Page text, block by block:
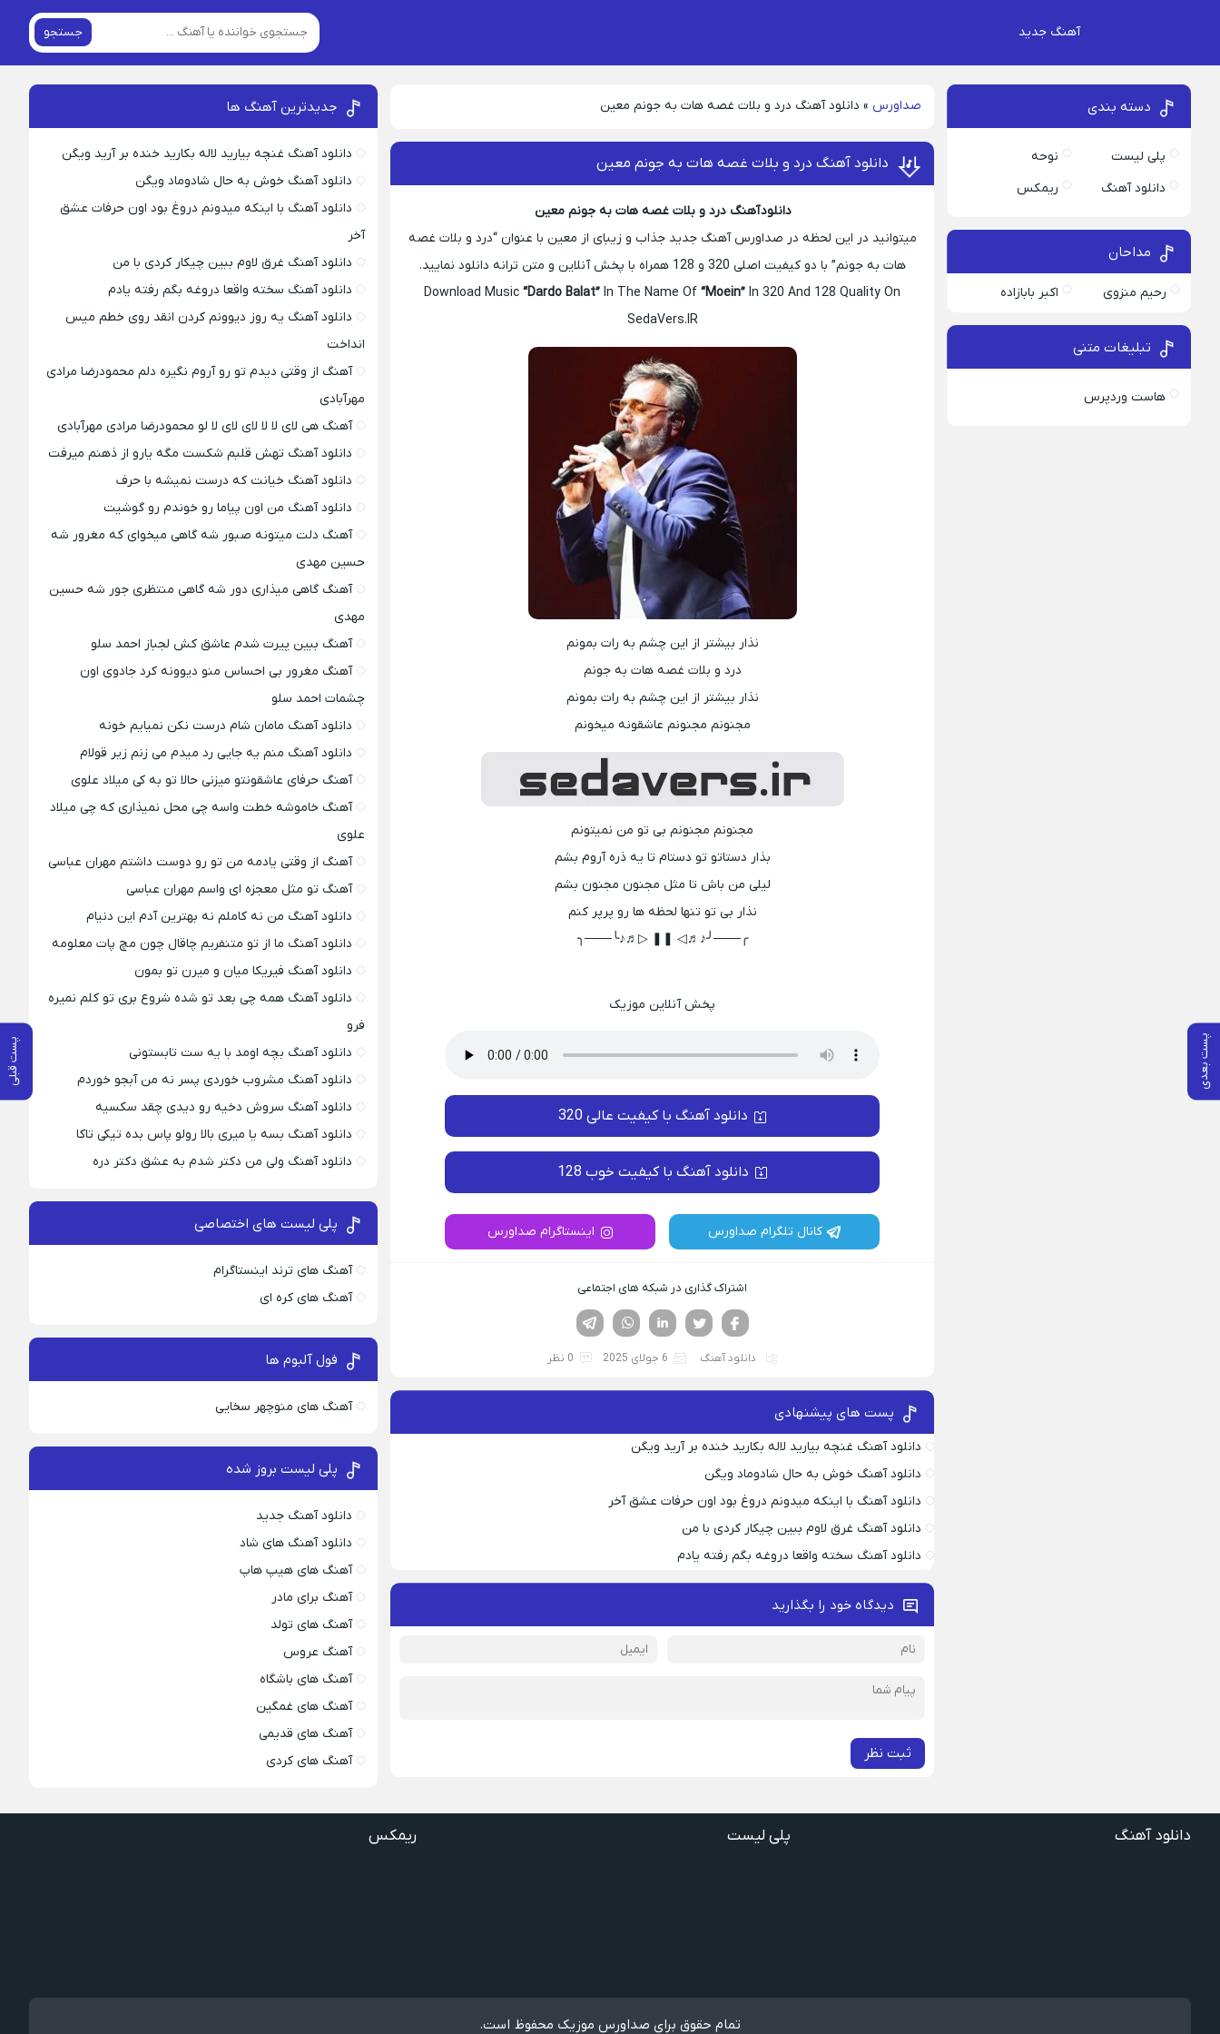
آهنگ جدید جستجو
صداورس » دانلود آهنگ درد و بلات غصه هات به جونم معین
پست بعدی پست قبلی
دانلود آهنگ درد و بلات غصه هات به جونم معین
دانلود آهنگ درد و بلات غصه هات به جونم معین
میتوانید در این لحظه در صداورس آهنگ جدید جذاب و زیبای از معین با عنوان “درد و بلات غصه
هات به جونم” با دو کیفیت اصلی 320 و 128 همراه با پخش آنلاین و متن ترانه دانلود نمایید.
Download Music“Dardo Balat” In The Name Of“Moein” In 320 And 128 Quality On
SedaVers.IR
نذار بیشتر از این چشم به رات بمونم
درد و بلات غصه هات به جونم
نذار بیشتر از این چشم به رات بمونم
مجنونم مجنونم عاشقونه میخونم
مجنونم مجنونم بی تو من نمیتونم
بذار دستاتو تو دستام تا یه ذره آروم بشم
لیلی من باش تا مثل مجنون مجنون بشم
نذار بی تو تنها لحظه ها رو پرپر كنم
╭───╯♪♬◁ ❚❚ ▷♬♪╰───╮
پخش آنلاین موزیک
دانلود آهنگ با کیفیت عالی 320
دانلود آهنگ با کیفیت خوب 128
کانال تلگرام صداورس اینستاگرام صداورس
اشتراک گذاری در شبکه های اجتماعی
لینکدین تویتر
فیسوک
دانلود آهنگ 6 جولای 2025 0 نظر
پست های پیشنهادی
دانلود آهنگ غنچه بیارید لاله بکارید خنده بر آرید ویگن
دانلود آهنگ خوش به حال شادوماد ویگن
دانلود آهنگ با اینکه میدونم دروغ بود اون حرفات عشق آخر
دانلود آهنگ غرق لاوم ببین چیکار کردی با من
دانلود آهنگ سخته واقعا دروغه بگم رفته یادم
دیدگاه خود را بگذارید
ثبت نظر
دسته بندی
پلی لیست
نوحه
دانلود آهنگ
ریمکس
مداحان
رحیم منزوی اکبر بابازاده
تبلیغات متنی
هاست وردپرس
جدیدترین آهنگ ها
دانلود آهنگ غنچه بیارید لاله بکارید خنده بر آرید ویگن
دانلود آهنگ خوش به حال شادوماد ویگن
دانلود آهنگ با اینکه میدونم دروغ بود اون حرفات عشق
آخر
دانلود آهنگ غرق لاوم ببین چیکار کردی با من
دانلود آهنگ سخته واقعا دروغه بگم رفته یادم
دانلود آهنگ یه روز دیوونم کردن انقد روی خطم میس
انداخت
آهنگ از وقتی دیدم تو رو آروم نگیره دلم محمودرضا مرادی
مهرآبادی
آهنگ هی لای لا لا لای لای لا لو محمودرضا مرادی مهرآبادی
دانلود آهنگ تهش قلبم شکست مگه یارو از ذهنم میرفت
دانلود آهنگ خیانت که درست نمیشه با حرف
دانلود آهنگ من اون پیاما رو خوندم رو گوشیت
آهنگ دلت میتونه صبور شه گاهی میخوای که مغرور شه
حسین مهدی
آهنگ گاهی میذاری دور شه گاهی منتظری جور شه حسین
مهدی
آهنگ ببین پیرت شدم عاشق کش لجباز احمد سلو
آهنگ مغرور بی احساس منو دیوونه کرد جادوی اون
چشمات احمد سلو
دانلود آهنگ مامان شام درست نکن نمیایم خونه
دانلود آهنگ منم یه جایی رد میدم می زنم زیر قولام
آهنگ حرفای عاشقونتو میزنی حالا تو به کی میلاد علوی
آهنگ خاموشه خطت واسه چی محل نمیذاری که چی میلاد
علوی
آهنگ از وقتی یادمه من تو رو دوست داشتم مهران عباسی
آهنگ تو مثل معجزه ای واسم مهران عباسی
دانلود آهنگ من نه کاملم نه بهترین آدم این دنیام
دانلود آهنگ ما از تو متنفریم چاقال چون مچ پات معلومه
دانلود آهنگ فیریکا میان و میرن تو بمون
دانلود آهنگ همه چی بعد تو شده شروع بری تو کلم نمیره
فرو
دانلود آهنگ بچه اومد با یه ست تابستونی
دانلود آهنگ مشروب خوردی پسر نه من آبجو خوردم
دانلود آهنگ سروش دخیه رو دیدی چقد سکسیه
دانلود آهنگ بسه یا میری بالا رولو پاس بده تیکی تاکا
دانلود آهنگ ولی من دکتر شدم به عشق دکتر دره
پلی لیست های اختصاصی
آهنگ های ترند اینستاگرام
آهنگ های کره ای
فول آلبوم ها
آهنگ های منوچهر سخایی
پلی لیست بروز شده
دانلود آهنگ جدید
دانلود آهنگ های شاد
آهنگ های هیپ هاپ
آهنگ برای مادر
آهنگ های تولد
آهنگ عروس
آهنگ های باشگاه
آهنگ های غمگین
آهنگ های قدیمی
آهنگ های کردی
دانلود آهنگ پلی لیست ریمکس
تمام حقوق برای صداورس موزیک محفوظ است.